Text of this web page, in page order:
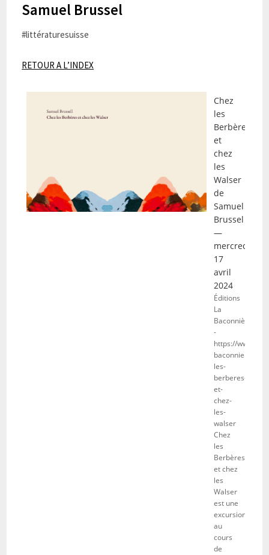
Samuel Brussel
#littératuresuisse
RETOUR A L’INDEX
Chez
les
Berbères
et
chez
les
Walser
de
Samuel
Brussel
—
mercredi
17
avril
2024
Éditions
La
Baconnière
-
https://
baconniere.ch/
les-
berberes-
et-
chez-
les-
walser
Chez
les
Berbères
et chez
les
Walser
est une
excursion
au
cours
de